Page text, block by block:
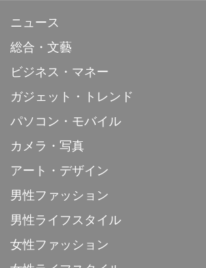
ニュース
総合・文藝
ビジネス・マネー
ガジェット・トレンド
パソコン・モバイル
カメラ・写真
アート・デザイン
男性ファッション
男性ライフスタイル
女性ファッション